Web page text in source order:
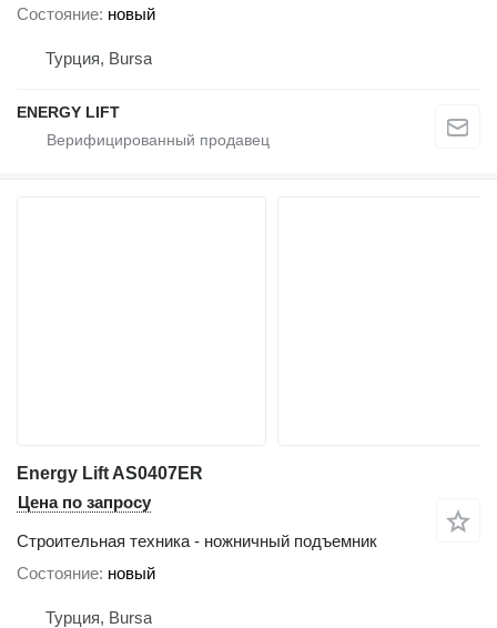
Состояние новый
Турция, Bursa
ENERGY LIFT
Energy Lift AS0407ER
Цена по запросу
Строительная техника - ножничный подъемник
Состояние новый
Турция, Bursa